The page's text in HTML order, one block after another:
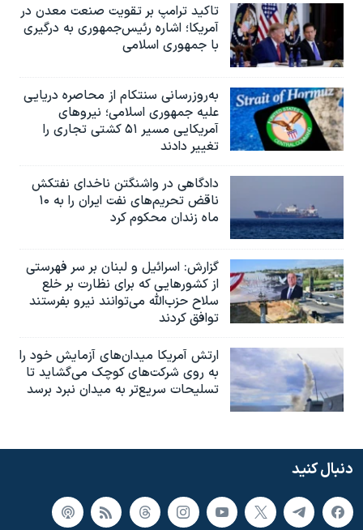
تاکید ترامپ بر تقویت صنعت معدن در
آمریکا؛ اشاره رئیس‌جمهوری به درگیری
با جمهوری اسلامی
به‌روزرسانی سنتکام از محاصره دریایی
علیه جمهوری اسلامی؛ نیروهای
آمریکایی مسیر ۵۱ کشتی تجاری را
تغییر دادند
دادگاهی در واشنگتن ناخدای نفتکش
ناقض تحریم‌های نفت ایران را به ۱۰
ماه زندان محکوم کرد
گزارش‌: اسرائيل و لبنان بر سر فهرستی
از کشورهایی که برای نظارت بر خلع
سلاح حزب‌الله می‌توانند نیرو بفرستند
توافق کردند
ارتش آمریکا میدان‌های آزمایش خود را
به روی شرکت‌های کوچک می‌گشاید تا
تسلیحات سریع‌تر به میدان نبرد برسد
دنبال کنید